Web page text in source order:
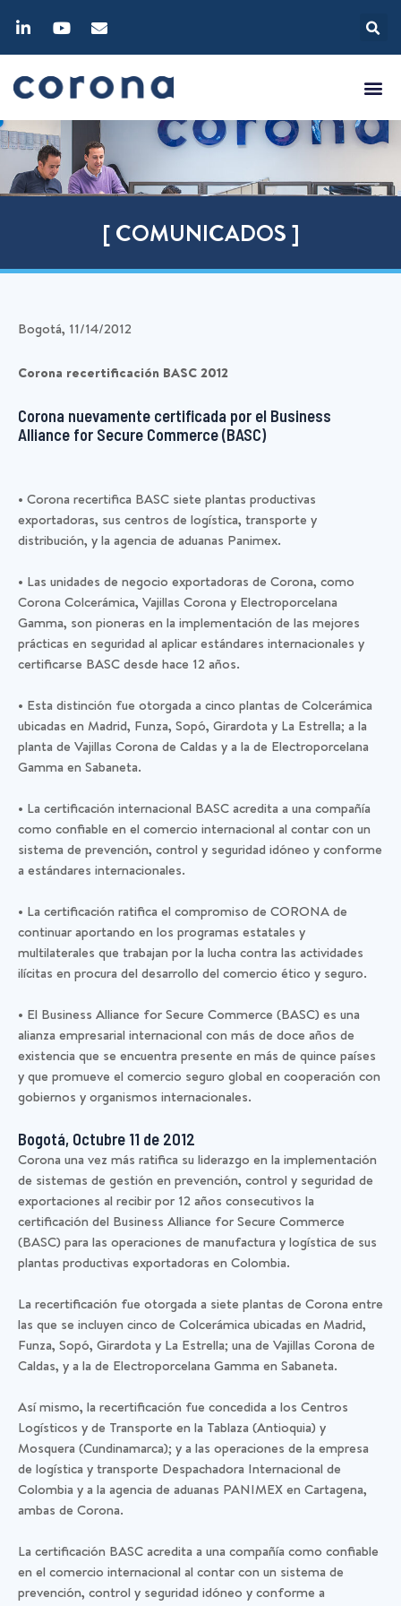
[ COMUNICADOS ]
Bogotá, 11/14/2012
Corona recertificación BASC 2012
Corona nuevamente certificada por el Business
Alliance for Secure Commerce (BASC)
• Corona recertifica BASC siete plantas productivas
exportadoras, sus centros de logística, transporte y
distribución, y la agencia de aduanas Panimex.
• Las unidades de negocio exportadoras de Corona, como
Corona Colcerámica, Vajillas Corona y Electroporcelana
Gamma, son pioneras en la implementación de las mejores
prácticas en seguridad al aplicar estándares internacionales y
certificarse BASC desde hace 12 años.
• Esta distinción fue otorgada a cinco plantas de Colcerámica
ubicadas en Madrid, Funza, Sopó, Girardota y La Estrella; a la
planta de Vajillas Corona de Caldas y a la de Electroporcelana
Gamma en Sabaneta.
• La certificación internacional BASC acredita a una compañía
como confiable en el comercio internacional al contar con un
sistema de prevención, control y seguridad idóneo y conforme
a estándares internacionales.
• La certificación ratifica el compromiso de CORONA de
continuar aportando en los programas estatales y
multilaterales que trabajan por la lucha contra las actividades
ilícitas en procura del desarrollo del comercio ético y seguro.
• El Business Alliance for Secure Commerce (BASC) es una
alianza empresarial internacional con más de doce años de
existencia que se encuentra presente en más de quince países
y que promueve el comercio seguro global en cooperación con
gobiernos y organismos internacionales.
Bogotá, Octubre 11 de 2012
Corona una vez más ratifica su liderazgo en la implementación
de sistemas de gestión en prevención, control y seguridad de
exportaciones al recibir por 12 años consecutivos la
certificación del Business Alliance for Secure Commerce
(BASC) para las operaciones de manufactura y logística de sus
plantas productivas exportadoras en Colombia.
La recertificación fue otorgada a siete plantas de Corona entre
las que se incluyen cinco de Colcerámica ubicadas en Madrid,
Funza, Sopó, Girardota y La Estrella; una de Vajillas Corona de
Caldas, y a la de Electroporcelana Gamma en Sabaneta.
Así mismo, la recertificación fue concedida a los Centros
Logísticos y de Transporte en la Tablaza (Antioquia) y
Mosquera (Cundinamarca); y a las operaciones de la empresa
de logística y transporte Despachadora Internacional de
Colombia y a la agencia de aduanas PANIMEX en Cartagena,
ambas de Corona.
La certificación BASC acredita a una compañía como confiable
en el comercio internacional al contar con un sistema de
prevención, control y seguridad idóneo y conforme a